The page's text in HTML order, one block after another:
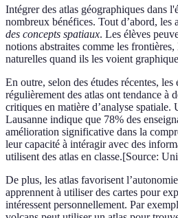
Intégrer des atlas géographiques dans
nombreux bénéfices. Tout d’abord, les
des concepts spatiaux. Les élèves
notions abstraites comme les
naturelles quand ils les voient
En outre, selon des études récentes,
régulièrement des atlas ont tendance à
critiques en matière d’analyse
Lausanne indique que 78% des
amélioration significative dans la
leur capacité à intéragir avec des
utilisent des atlas en classe.[Source:
De plus, les atlas favorisent
apprennent à utiliser des cartes pour
intéressent personnellement. Par